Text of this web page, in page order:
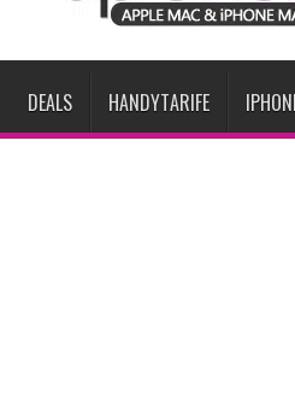
iPhone Air 2 für Anfang 2027 erwartet
DEALS HANDYTARIFE